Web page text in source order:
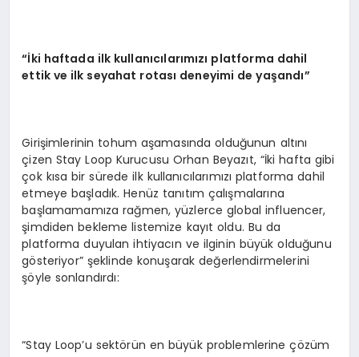
“İki haftada ilk kullanıcılarımızı platforma dahil
ettik ve ilk seyahat rotası deneyimi de yaşandı”
Girişimlerinin tohum aşamasında olduğunun altını
çizen Stay Loop Kurucusu Orhan Beyazıt, “İki hafta gibi
çok kısa bir sürede ilk kullanıcılarımızı platforma dahil
etmeye başladık. Henüz tanıtım çalışmalarına
başlamamamıza rağmen, yüzlerce global influencer,
şimdiden bekleme listemize kayıt oldu. Bu da
platforma duyulan ihtiyacın ve ilginin büyük olduğunu
gösteriyor” şeklinde konuşarak değerlendirmelerini
şöyle sonlandırdı:
“Stay Loop’u sektörün en büyük problemlerine çözüm